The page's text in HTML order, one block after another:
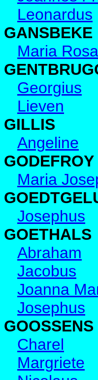
Leonardus
GANSBEKE
Maria
Georgius
Lieven
GILLIS
Angeline
GODEFROY
Maria
Josephus
GOETHALS
Abraham
Jacobus
Joanna
Josephus
GOOSSENS
Charel
Margriete